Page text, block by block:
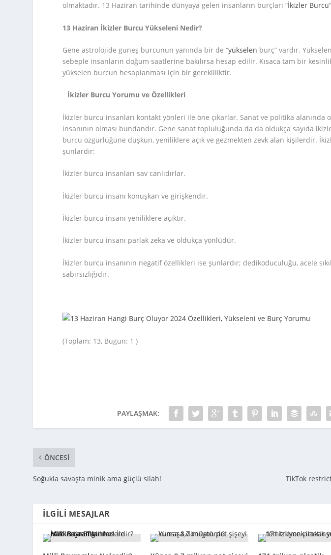
olmaktadır. 13 Haziran tarihinde dünyaya gelen insanların burçları “İkizler Burcu
13 Haziran İkizler Burcu Yükseleni Nedir?
Gene astrolojide güneş burcunun yanında bir de “yükselen burç” vardır. Yükselen
sebeple insanların doğum saatlerine bakılırsa hesap edilir. Kısaca tam bir
yükselen burcun hesaplanması için bir gerekliliktir.
İkizler Burcu Yorumu ve Özellikleri
İkizler burcu insanları kontakt yönleri ile öne çıkarlar. Sanat ve politika alanında
insanının olması bundandır. Gene sanat topluluğunda da da oldukça sayıda
burcu özgürlüğüne düşkün, yeniliklere açık ve gezmekten zevk alan kişilerdir.
şunlardır:
İkizler burcu insanları sav canlıdırlar.
İkizler burcu insanı konuşkan ve girişkendir.
İkizler burcu insanı yeniliklere açıktır.
İkizler burcu insanı parlak zeka ve oldukça yönlüdür.
İkizler burcu insanının negatif özellikleri ise şunlardır; dedikoduculuğu, acele
sabırsızlığıdır.
(Toplam: 13, Bugün: 1 )
PAYLAŞMAK:
ÖNCESI
Soğukla savaşta minik ama güçlü silah!
TikTok
İLGILI MESAJLAR